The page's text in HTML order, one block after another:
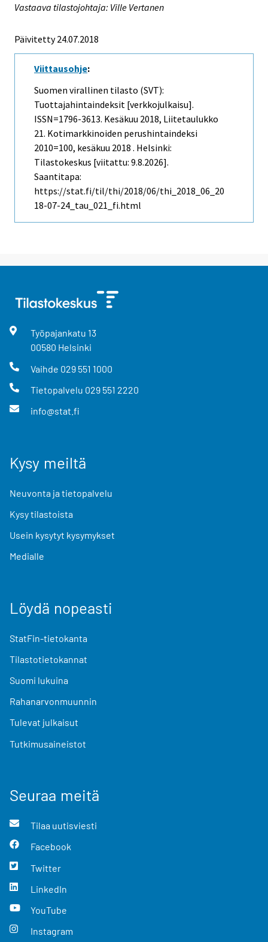
Vastaava tilastojohtaja: Ville Vertanen
Päivitetty 24.07.2018
Viittausohje:
Suomen virallinen tilasto (SVT):
Tuottajahintaindeksit [verkkojulkaisu].
ISSN=1796-3613. Kesäkuu 2018, Liitetaulukko
21. Kotimarkkinoiden perushintaindeksi
2010=100, kesäkuu 2018 . Helsinki:
Tilastokeskus [viitattu: 9.8.2026].
Saantitapa:
https://stat.fi/til/thi/2018/06/thi_2018_06_20
18-07-24_tau_021_fi.html
Työpajankatu 13
00580 Helsinki
Vaihde 029 551 1000
Tietopalvelu 029 551 2220
info@stat.fi
Kysy meiltä
Neuvonta ja tietopalvelu
Kysy tilastoista
Usein kysytyt kysymykset
Medialle
Löydä nopeasti
StatFin-tietokanta
Tilastotietokannat
Suomi lukuina
Rahanarvonmuunnin
Tulevat julkaisut
Tutkimusaineistot
Seuraa meitä
Tilaa uutisviesti
Facebook
Twitter
LinkedIn
YouTube
Instagram